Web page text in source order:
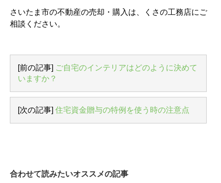
さいたま市の不動産の売却・購入は、くさの工務店にご
相談ください。
[前の記事] ご自宅のインテリアはどのように決めて
いますか？
[次の記事] 住宅資金贈与の特例を使う時の注意点
合わせて読みたいオススメの記事